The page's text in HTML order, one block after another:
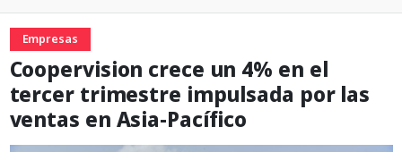
Empresas
Coopervision crece un 4% en el
tercer trimestre impulsada por las
ventas en Asia-Pacífico